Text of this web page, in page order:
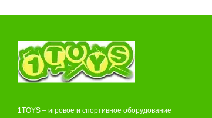
1TOYS – игровое и спортивное оборудование